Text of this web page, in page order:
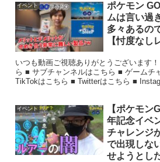
イベント
ポケモン
ムは言い過
多々あるの
【忖度なし
いつも動画ご視聴ありがとうございます
ら ■ サブチャンネルはこちら ■ ゲームチ
TikTokはこちら ■ Twitterはこちら ■
イベント
【ポケモン
年記念イベ
チャレンジ
で出現しな
せようとし